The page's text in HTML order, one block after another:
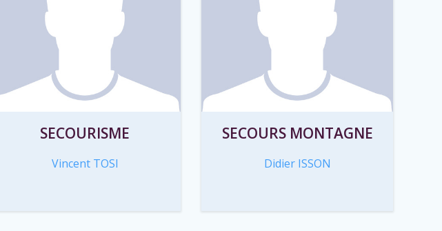
SECOURISME
Vincent TOSI
SECOURS MONTAGNE
Didier ISSON